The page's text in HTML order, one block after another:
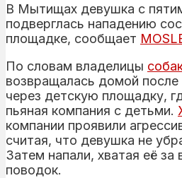
В Мытищах девушка с
подверглась нападению
площадке, сообщает
По словам владелицы
возвращалась домой после
через детскую площадку,
пьяная компания с детьми.
компании проявили
считая, что девушка не
Затем напали, хватая её за
поводок.